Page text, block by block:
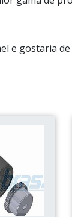
e gostaria